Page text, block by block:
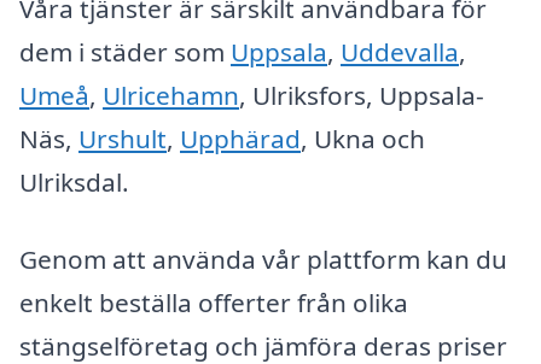
Våra tjänster är särskilt användbara för
dem i städer som Uppsala, Uddevalla,
Umeå, Ulricehamn, Ulriksfors, Uppsala-
Näs, Urshult, Upphärad, Ukna och
Ulriksdal.
Genom att använda vår plattform kan du
enkelt beställa offerter från olika
stängselföretag och jämföra deras priser